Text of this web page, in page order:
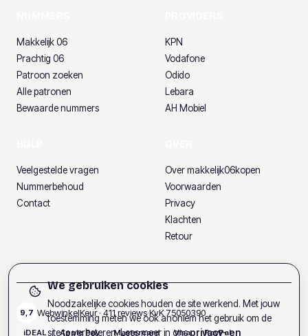
Makkelijk 06
Prachtig 06
Patroon zoeken
Alle patronen
Bewaarde nummers
KPN
Vodafone
Odido
Lebara
AH Mobiel
Veelgestelde vragen
Nummerbehoud
Contact
Over makkelijk06kopen
Voorwaarden
Privacy
Klachten
Retour
9,7 WebwinkelKeur · 411reviews·KvK75050390
iDEAL Apple Pay Mastercard Visa PayPal
We gebruiken cookies
Noodzakelijke cookies houden de site werkend. Met jouw
toestemming meten we ook anoniem het gebruik om de
site te verbeteren. Lees meer in onsprivacy- en